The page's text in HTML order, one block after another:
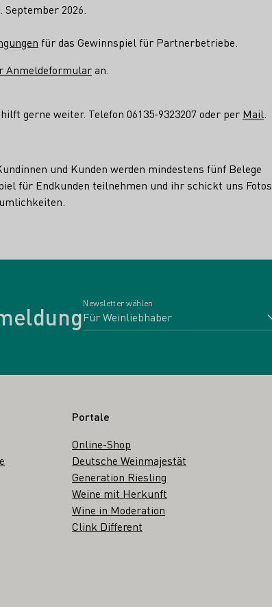
2026.
für das Gewinnspiel für Partnerbetriebe.
Anmeldeformularan.
gerne weiter. Telefon 06135-9323207 oder per Mail
und Kunden werden mindestens fünf Belege
für Endkunden teilnehmen und ihr schickt uns Fotos
Newsletter wählen
Portale
Online-Shop
Deutsche Weinmajestät
Generation Riesling
Weine mit Herkunft
Wine in Moderation
Clink Different